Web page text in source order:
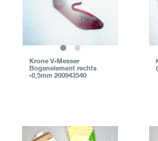
Krone V-Messer
Bogenelement rechts
-0,5mm 200943540